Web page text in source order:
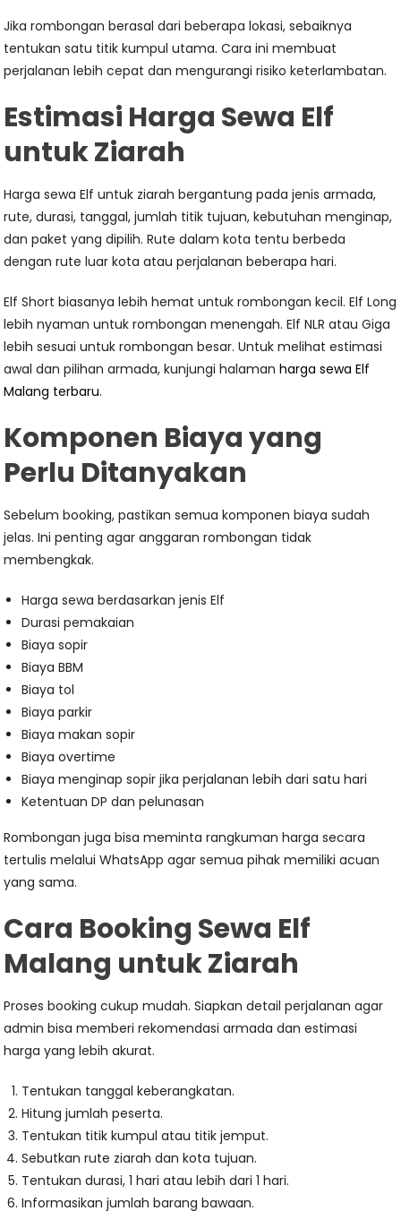
Jika rombongan berasal dari beberapa lokasi, sebaiknya
tentukan satu titik kumpul utama. Cara ini membuat
perjalanan lebih cepat dan mengurangi risiko keterlambatan.
Estimasi Harga Sewa Elf
untuk Ziarah
Harga sewa Elf untuk ziarah bergantung pada jenis armada,
rute, durasi, tanggal, jumlah titik tujuan, kebutuhan menginap,
dan paket yang dipilih. Rute dalam kota tentu berbeda
dengan rute luar kota atau perjalanan beberapa hari.
Elf Short biasanya lebih hemat untuk rombongan kecil. Elf Long
lebih nyaman untuk rombongan menengah. Elf NLR atau Giga
lebih sesuai untuk rombongan besar. Untuk melihat estimasi
awal dan pilihan armada, kunjungi halamanharga sewa Elf
Malang terbaru.
Komponen Biaya yang
Perlu Ditanyakan
Sebelum booking, pastikan semua komponen biaya sudah
jelas. Ini penting agar anggaran rombongan tidak
membengkak.
Harga sewa berdasarkan jenis Elf
Durasi pemakaian
Biaya sopir
Biaya BBM
Biaya tol
Biaya parkir
Biaya makan sopir
Biaya overtime
Biaya menginap sopir jika perjalanan lebih dari satu hari
Ketentuan DP dan pelunasan
Rombongan juga bisa meminta rangkuman harga secara
tertulis melalui WhatsApp agar semua pihak memiliki acuan
yang sama.
Cara Booking Sewa Elf
Malang untuk Ziarah
Proses booking cukup mudah. Siapkan detail perjalanan agar
admin bisa memberi rekomendasi armada dan estimasi
harga yang lebih akurat.
Tentukan tanggal keberangkatan.
Hitung jumlah peserta.
Tentukan titik kumpul atau titik jemput.
Sebutkan rute ziarah dan kota tujuan.
Tentukan durasi, 1 hari atau lebih dari 1 hari.
Informasikan jumlah barang bawaan.